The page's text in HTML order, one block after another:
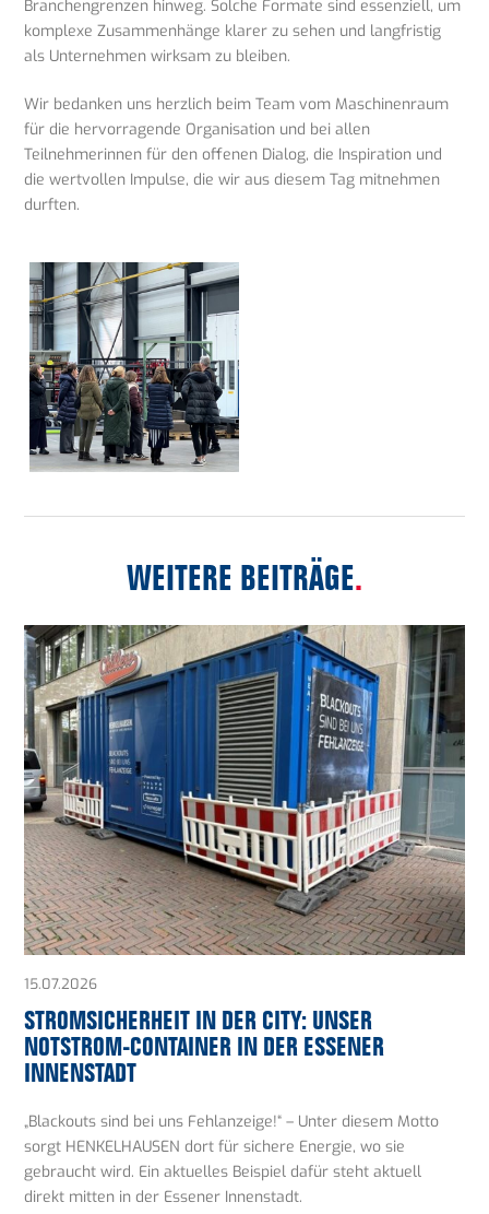
Branchengrenzen hinweg. Solche Formate sind essenziell, um
komplexe Zusammenhänge klarer zu sehen und langfristig
als Unternehmen wirksam zu bleiben.
Wir bedanken uns herzlich beim Team vom Maschinenraum
für die hervorragende Organisation und bei allen
Teilnehmerinnen für den offenen Dialog, die Inspiration und
die wertvollen Impulse, die wir aus diesem Tag mitnehmen
durften.
WEITERE BEITRÄGE.
15.07.2026
STROMSICHERHEIT IN DER CITY: UNSER
NOTSTROM-CONTAINER IN DER ESSENER
INNENSTADT
„Blackouts sind bei uns Fehlanzeige!“ – Unter diesem Motto
sorgt HENKELHAUSEN dort für sichere Energie, wo sie
gebraucht wird. Ein aktuelles Beispiel dafür steht aktuell
direkt mitten in der Essener Innenstadt.